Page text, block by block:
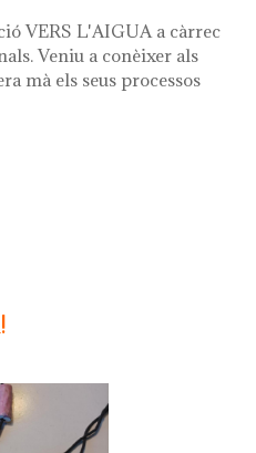
VERS L'AIGUA a càrrec
Veniu a conèixer als
mà els seus processos
guiada a l'exposició "vers
marc de la setmana